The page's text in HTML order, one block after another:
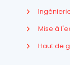
Mise à
Haut de